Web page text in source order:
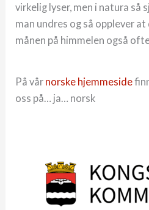
virkelig lyser, men i natura så
man undres og så opplever at
månen på himmelen også
På vår norske hjemmeside
oss på… ja… norsk